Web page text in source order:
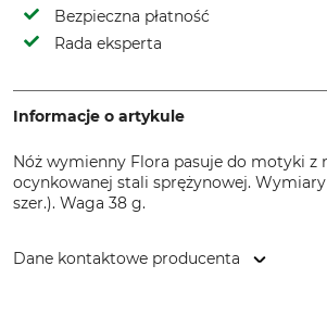
Bezpieczna płatność
Rada eksperta
Informacje o artykule
Nóż wymienny Flora pasuje do motyki z
ocynkowanej stali sprężynowej. Wymiary
szer.). Waga 38 g.
Dane kontaktowe producenta